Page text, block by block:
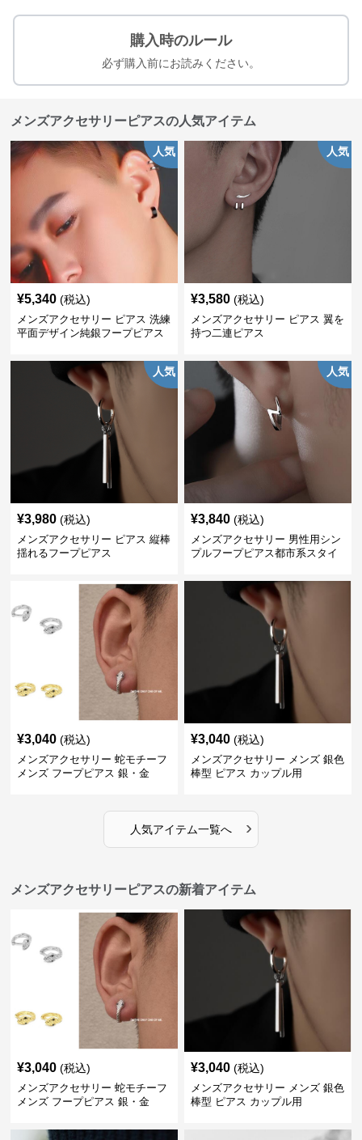
購入時のルール
必ず購入前にお読みください。
メンズアクセサリーピアスの人気アイテム
人気
¥5,340 (税込)
メンズアクセサリー ピアス 洗練
平面デザイン純銀フープピアス
人気
¥3,580 (税込)
メンズアクセサリー ピアス 翼を
持つ二連ピアス
人気
¥3,980 (税込)
メンズアクセサリー ピアス 縦棒
揺れるフープピアス
人気
¥3,840 (税込)
メンズアクセサリー 男性用シン
プルフープピアス都市系スタイ
¥3,040 (税込)
メンズアクセサリー 蛇モチーフ
メンズ フープピアス 銀・金
¥3,040 (税込)
メンズアクセサリー メンズ 銀色
棒型 ピアス カップル用
人気アイテム一覧へ ›
メンズアクセサリーピアスの新着アイテム
¥3,040 (税込)
メンズアクセサリー 蛇モチーフ
メンズ フープピアス 銀・金
¥3,040 (税込)
メンズアクセサリー メンズ 銀色
棒型 ピアス カップル用